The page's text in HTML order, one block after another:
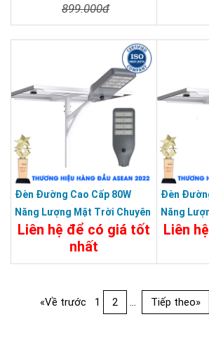
899.000đ
Đèn Đường Cao Cấp 80W
Năng Lượng Mặt Trời Chuyên
Công Trình Dự Án
Liên hệ để có giá tốt
nhất
Đèn
Năng
Công
Liên
«Về trước 1 2 ... Tiếp theo»